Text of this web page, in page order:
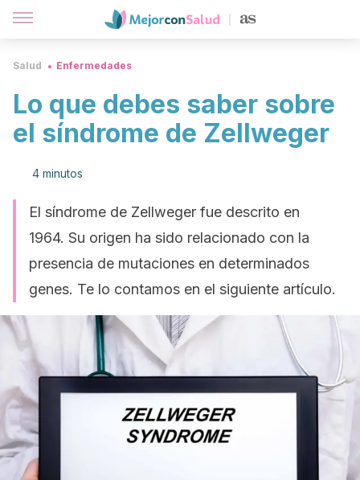
Salud Enfermedades
Lo que debes saber sobre
el síndrome de Zellweger
4 minutos
El síndrome de Zellweger fue descrito en
1964. Su origen ha sido relacionado con la
presencia de mutaciones en determinados
genes. Te lo contamos en el siguiente artículo.